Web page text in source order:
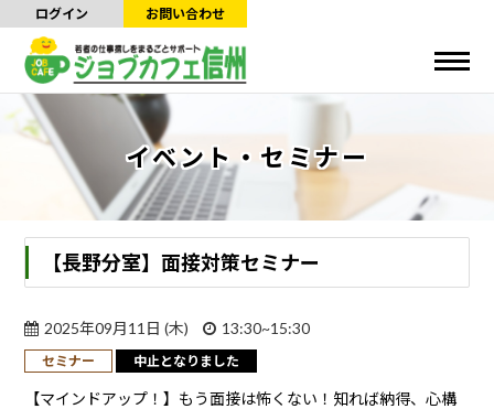
ログイン お問い合わせ
イベント・セミナー
【長野分室】面接対策セミナー
2025年09月11日 (木) 13:30~15:30
セミナー 中止となりました
【マインドアップ！】もう面接は怖くない！知れば納得、心構